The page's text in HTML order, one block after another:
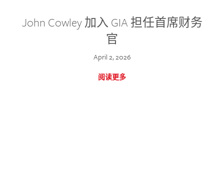
John Cowley 加入 GIA 担任首席财务
官
April 2, 2026
阅读更多